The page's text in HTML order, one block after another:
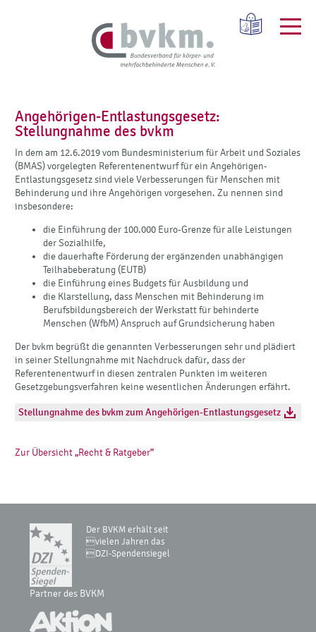
Angehörigen-Entlastungsgesetz:
Stellungnahme des bvkm
In dem am 12.6.2019 vom Bundesministerium für Arbeit und Soziales
(BMAS) vorgelegten Referentenentwurf für ein Angehörigen-
Entlastungsgesetz sind viele Verbesserungen für Menschen mit
Behinderung und ihre Angehörigen vorgesehen. Zu nennen sind
insbesondere:
die Einführung der 100.000 Euro-Grenze für alle Leistungen
der Sozialhilfe,
die dauerhafte Förderung der ergänzenden unabhängigen
Teilhabeberatung (EUTB)
die Einführung eines Budgets für Ausbildung und
die Klarstellung, dass Menschen mit Behinderung im
Berufsbildungsbereich der Werkstatt für behinderte
Menschen (WfbM) Anspruch auf Grundsicherung haben
Der bvkm begrüßt die genannten Verbesserungen sehr und plädiert
in seiner Stellungnahme mit Nachdruck dafür, dass der
Referentenentwurf in diesen zentralen Punkten im weiteren
Gesetzgebungsverfahren keine wesentlichen Änderungen erfährt.
Stellungnahme des bvkm zum Angehörigen-Entlastungsgesetz
Zur Übersicht „Recht & Ratgeber”
Der BVKM erhält seit
vielen Jahren das
DZI-Spendensiegel
Partner des BVKM